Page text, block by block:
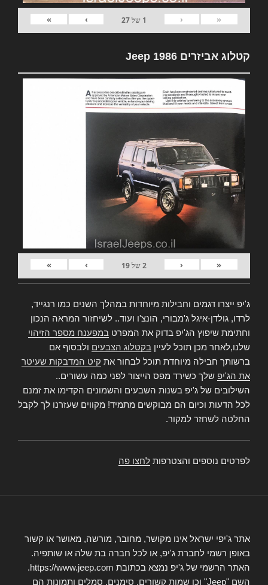
«
‹
1 של27
›
»
קטלוג אביזרים Jeep 1986
«
‹
2של19
›
»
ג'יפ ייצרו דגמים וחבילות מיוחדות במהלך השנים כמו רנגייד,
לרדו, גולדן-איגל ג'מבורי, הונצ'ו ועוד.. לשיחזור המראה הנכון
וחתימת שיפוץ הג'יפ בדוק את המפרט במפענח מספר הזיהוי
שלנו,לאחר מכן תוכל לעיין בקטלוג הצבעים ולבסוף אם
ברשותך חבילה מיוחדת תוכל לבחור את קיט המדבקות שעיטר
את הג'יפ שלך כשירד מפס הייצור לפני כמה עשורים..
השילובים של ג'יפ בשנות השבעים והשמונים הקדימו את זמנם
לכל הדעות וכיום הם מבוקשים מתמיד! מקווים שעזרנו לך לקבל
החלטה לשחזר למקור.
לפרטים נוספים והצטרפות לחצו פה
אתר ג'יפי ישראל אינו מקושר, מחובר, מורשה, מאושר או קשור
באופן רשמי לחברת ג'יפ, או לכל חברה בת שלה או שותפיה.
האתר הרשמי של ג'יפ נמצא בכתובת https://www.jeep.com.
השם "Jeep" וכן שמות קשורים, סימנים, סמלים ותמונות הם